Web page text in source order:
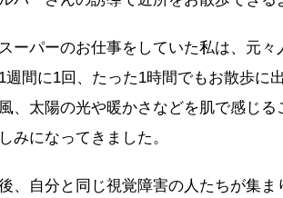
ーパーのお仕事をしていた私は、元
週間に1回、たった1時間でもお散歩に
、太陽の光や暖かさなどを肌で感じ
みになってきました。
、自分と同じ視覚障害の人たちが集